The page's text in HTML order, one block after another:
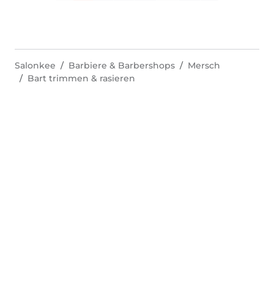
Salonkee Barbiere & Barbershops
Mersch
Bart trimmen & rasieren